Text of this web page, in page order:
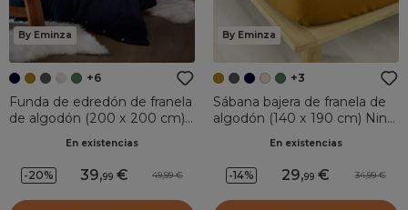
By Eminza
+6
Funda de edredón de franela
de algodón (200 x 200 cm)
En existencias
-20% 39,99 49,99
By Eminza
+3
Sábana bajera de franela de
algodón (140 x 190 cm) Nina
En existencias
-14% 29,99 34,99